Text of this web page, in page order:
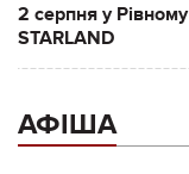
2 серпня у
STARLAND
АФІША